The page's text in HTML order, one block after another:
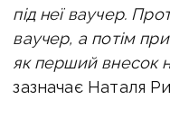
під неї ваучер.
ваучер, а потім
як перший внесок
зазначає Наталя